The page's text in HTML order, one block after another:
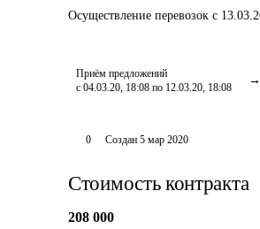
Осуществление перевозок с
Приём предложений
с 04.03.20, 18:08 по 12.03.20, 18:08
0 Создан 5 мар 2020
Стоимость контракта
208 000